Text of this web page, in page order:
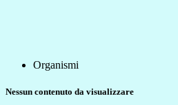
Organismi
Nessun contenuto da visualizzare